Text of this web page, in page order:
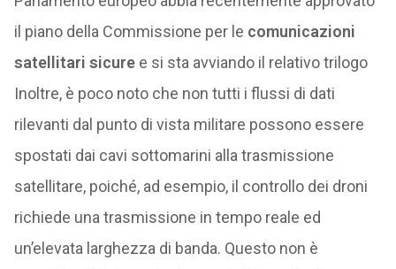
il piano della Commissione per le comunicazioni
satellitari sicure e si sta avviando il relativo trilogo
Inoltre, è poco noto che non tutti i flussi di dati
rilevanti dal punto di vista militare possono essere
spostati dai cavi sottomarini alla trasmissione
satellitare, poiché, ad esempio, il controllo dei droni
richiede una trasmissione in tempo reale ed
un’elevata larghezza di banda. Questo non è